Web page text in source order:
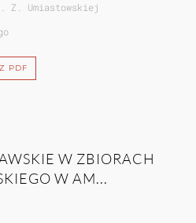
Z. Umiastowskiej
PDF
W ZBIORACH
W AM...